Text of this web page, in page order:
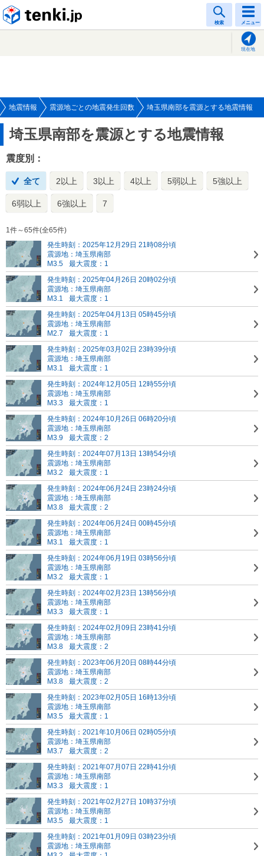
検索 メニュー
現在地
地震情報 震源地ごとの地震発生回数 埼玉県南部を震源とする地震情報
埼玉県南部を震源とする地震情報
震度別：
全て 2以上 3以上 4以上 5弱以上 5強以上
6弱以上 6強以上 7
1件～65件(全65件)
発生時刻：2025年12月29日 21時08分頃
震源地：埼玉県南部
M3.5
最大震度：1
発生時刻：2025年04月26日 20時02分頃
震源地：埼玉県南部
M3.1
最大震度：1
発生時刻：2025年04月13日 05時45分頃
震源地：埼玉県南部
M2.7
最大震度：1
発生時刻：2025年03月02日 23時39分頃
震源地：埼玉県南部
M3.1
最大震度：1
発生時刻：2024年12月05日 12時55分頃
震源地：埼玉県南部
M3.3
最大震度：1
発生時刻：2024年10月26日 06時20分頃
震源地：埼玉県南部
M3.9
最大震度：2
発生時刻：2024年07月13日 13時54分頃
震源地：埼玉県南部
M3.2
最大震度：1
発生時刻：2024年06月24日 23時24分頃
震源地：埼玉県南部
M3.8
最大震度：2
発生時刻：2024年06月24日 00時45分頃
震源地：埼玉県南部
M3.1
最大震度：1
発生時刻：2024年06月19日 03時56分頃
震源地：埼玉県南部
M3.2
最大震度：1
発生時刻：2024年02月23日 13時56分頃
震源地：埼玉県南部
M3.3
最大震度：1
発生時刻：2024年02月09日 23時41分頃
震源地：埼玉県南部
M3.8
最大震度：2
発生時刻：2023年06月20日 08時44分頃
震源地：埼玉県南部
M3.8
最大震度：2
発生時刻：2023年02月05日 16時13分頃
震源地：埼玉県南部
M3.5
最大震度：1
発生時刻：2021年10月06日 02時05分頃
震源地：埼玉県南部
M3.7
最大震度：2
発生時刻：2021年07月07日 22時41分頃
震源地：埼玉県南部
M3.3
最大震度：1
発生時刻：2021年02月27日 10時37分頃
震源地：埼玉県南部
M3.5
最大震度：1
発生時刻：2021年01月09日 03時23分頃
震源地：埼玉県南部